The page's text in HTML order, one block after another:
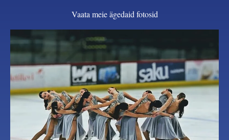
Vaata meie ägedaid fotosid